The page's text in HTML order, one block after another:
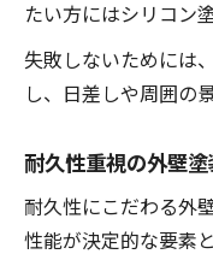
たい方にはシリコン
失敗しないためには
し、日差しや周囲の
耐久性重視の外壁
耐久性にこだわる外
性能が決定的な要素